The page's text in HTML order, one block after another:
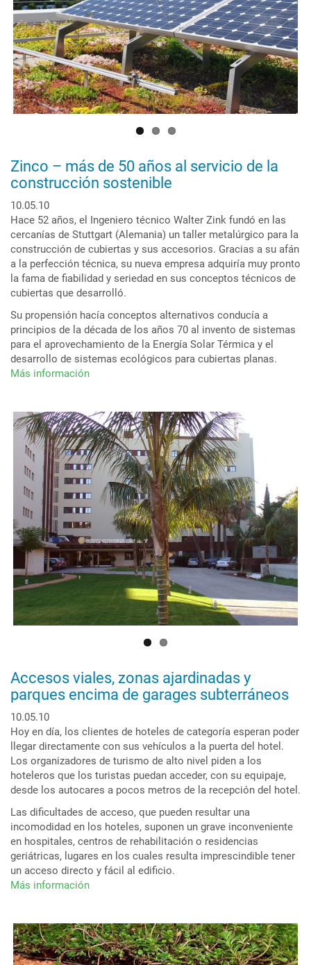
Mallorca
Zinco – más de 50 años al servicio de la
construcción sostenible
10.05.10
Hace 52 años, el Ingeniero técnico Walter Zink fundó en las
cercanías de Stuttgart (Alemania) un taller metalúrgico para la
construcción de cubiertas y sus accesorios. Gracias a su afán
a la perfección técnica, su nueva empresa adquiría muy pronto
la fama de fiabilidad y seriedad en sus conceptos técnicos de
cubiertas que desarrolló.
Su propensión hacía conceptos alternativos conducía a
principios de la década de los años 70 al invento de sistemas
para el aprovechamiento de la Energía Solar Térmica y el
desarrollo de sistemas ecológicos para cubiertas planas.
Más información
más
de
50
años
al
servicio
de
la
construcción
sostenible
Accesos viales, zonas ajardinadas y
parques encima de garages subterráneos
10.05.10
Hoy en día, los clientes de hoteles de categoría esperan poder
llegar directamente con sus vehículos a la puerta del hotel.
Los organizadores de turismo de alto nivel piden a los
hoteleros que los turistas puedan acceder, con su equipaje,
desde los autocares a pocos metros de la recepción del hotel.
Las dificultades de acceso, que pueden resultar una
incomodidad en los hoteles, suponen un grave inconveniente
en hospitales, centros de rehabilitación o residencias
geriátricas, lugares en los cuales resulta imprescindible tener
un acceso directo y fácil al edificio.
Más información
zonas
ajardinadas
y